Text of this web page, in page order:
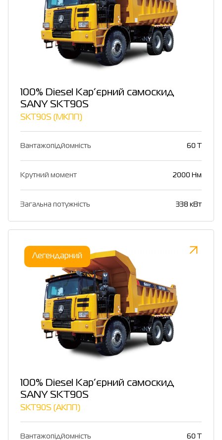
100% Diesel Кар’єрний самоскид
SANY SKT90S
SKT90S (МКПП)
Вантажопідйомність 60 T
Крутний момент 2000 Нм
Загальна потужність 338 кВт
Легендарний
100% Diesel Кар’єрний самоскид
SANY SKT90S
SKT90S (АКПП)
Вантажопідйомність 60 T